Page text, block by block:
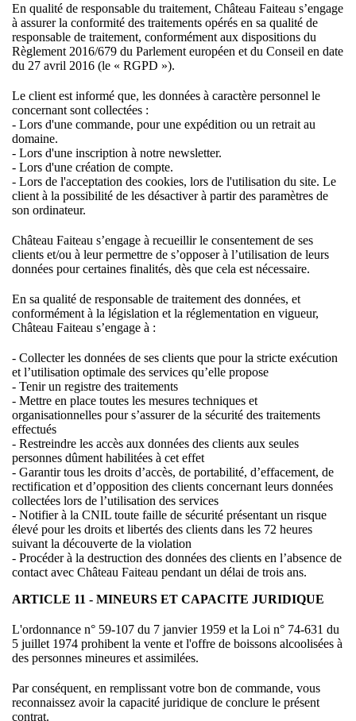
En qualité de responsable du traitement, Château Faiteau s’engage
à assurer la conformité des traitements opérés en sa qualité de
responsable de traitement, conformément aux dispositions du
Règlement 2016/679 du Parlement européen et du Conseil en date
du 27 avril 2016 (le « RGPD »).
Le client est informé que, les données à caractère personnel le
concernant sont collectées :
- Lors d'une commande, pour une expédition ou un retrait au
domaine.
- Lors d'une inscription à notre newsletter.
- Lors d'une création de compte.
- Lors de l'acceptation des cookies, lors de l'utilisation du site. Le
client à la possibilité de les désactiver à partir des paramètres de
son ordinateur.
Château Faiteau s’engage à recueillir le consentement de ses
clients et/ou à leur permettre de s’opposer à l’utilisation de leurs
données pour certaines finalités, dès que cela est nécessaire.
En sa qualité de responsable de traitement des données, et
conformément à la législation et la réglementation en vigueur,
Château Faiteau s’engage à :
- Collecter les données de ses clients que pour la stricte exécution
et l’utilisation optimale des services qu’elle propose
- Tenir un registre des traitements
- Mettre en place toutes les mesures techniques et
organisationnelles pour s’assurer de la sécurité des traitements
effectués
- Restreindre les accès aux données des clients aux seules
personnes dûment habilitées à cet effet
- Garantir tous les droits d’accès, de portabilité, d’effacement, de
rectification et d’opposition des clients concernant leurs données
collectées lors de l’utilisation des services
- Notifier à la CNIL toute faille de sécurité présentant un risque
élevé pour les droits et libertés des clients dans les 72 heures
suivant la découverte de la violation
- Procéder à la destruction des données des clients en l’absence de
contact avec Château Faiteau pendant un délai de trois ans.
ARTICLE 11 - MINEURS ET CAPACITE JURIDIQUE
L'ordonnance n° 59-107 du 7 janvier 1959 et la Loi n° 74-631 du
5 juillet 1974 prohibent la vente et l'offre de boissons alcoolisées à
des personnes mineures et assimilées.
Par conséquent, en remplissant votre bon de commande, vous
reconnaissez avoir la capacité juridique de conclure le présent
contrat.